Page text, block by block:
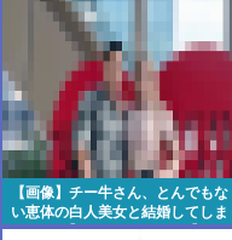
【画像】チー牛さん、とんでもな
い恵体の白人美女と結婚してしま
うwww 【Pickup06072008】